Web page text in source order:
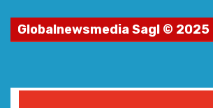
Globalnewsmedia Sagl © 2025